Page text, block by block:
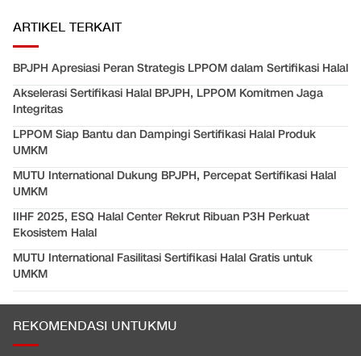
ARTIKEL TERKAIT
BPJPH Apresiasi Peran Strategis LPPOM dalam Sertifikasi Halal
Akselerasi Sertifikasi Halal BPJPH, LPPOM Komitmen Jaga
Integritas
LPPOM Siap Bantu dan Dampingi Sertifikasi Halal Produk
UMKM
MUTU International Dukung BPJPH, Percepat Sertifikasi Halal
UMKM
IIHF 2025, ESQ Halal Center Rekrut Ribuan P3H Perkuat
Ekosistem Halal
MUTU International Fasilitasi Sertifikasi Halal Gratis untuk
UMKM
REKOMENDASI UNTUKMU